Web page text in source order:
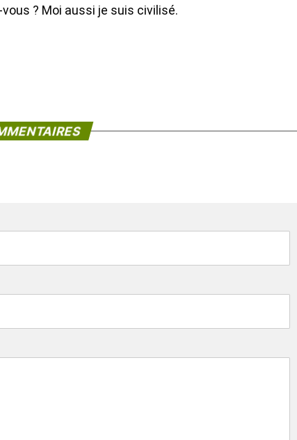
? Moi aussi je suis civilisé.